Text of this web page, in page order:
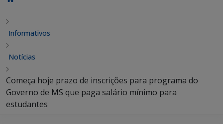
Informativos
Notícias
Começa hoje prazo de inscrições para programa do
Governo de MS que paga salário mínimo para
estudantes